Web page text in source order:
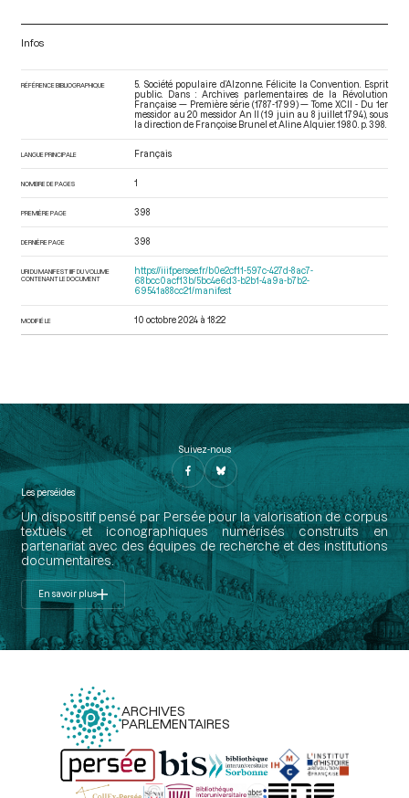
Infos
RÉFÉRENCE BIBLIOGRAPHIQUE
5. Société populaire d’Alzonne. Félicite la Convention. Esprit
public. Dans : Archives parlementaires de la Révolution
Française — Première série (1787-1799) — Tome XCII - Du 1er
messidor au 20 messidor An II (19 juin au 8 juillet 1794) , sous
la direction de Françoise Brunel et Aline Alquier. 1980. p. 398.
LANGUE PRINCIPALE Français
NOMBRE DE PAGES 1
PREMIÈRE PAGE 398
DERNIÈRE PAGE 398
URI DU MANIFEST IIIF DU VOLUME
CONTENANT LE DOCUMENT
https://iiif.persee.fr/b0e2cf11-597c-427d-8ac7-
68bcc0acf13b/5bc4e6d3-b2b1-4a9a-b7b2-
69541a88cc21/manifest
MODIFIÉ LE 10 octobre 2024 à 18:22
Suivez-nous
Les perséides
Un dispositif pensé par Persée pour la valorisation de corpus
textuels et iconographiques numérisés construits en
partenariat avec des équipes de recherche et des institutions
documentaires.
En savoir plus
ARCHIVES
PARLEMENTAIRES